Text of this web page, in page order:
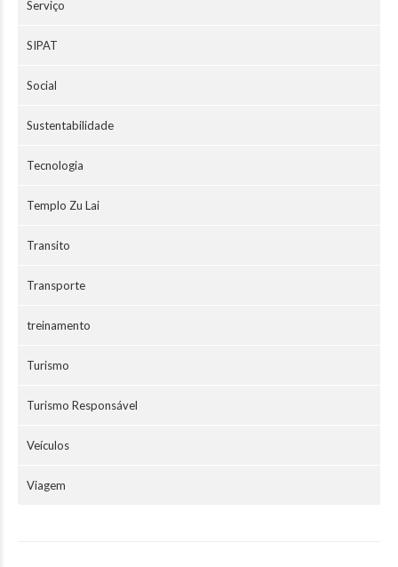
Serviço
SIPAT
Social
Sustentabilidade
Tecnologia
Templo Zu Lai
Transito
Transporte
treinamento
Turismo
Turismo Responsável
Veículos
Viagem